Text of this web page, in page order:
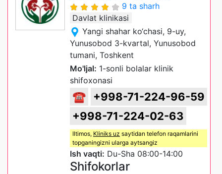
9 ta sharh
Davlat klinikasi
Yangi shahar ko‘chasi, 9-uy,
Yunusobod 3-kvartal, Yunusobod
tumani, Toshkent
Mo'ljal: 1-sonli bolalar klinik
shifoxonasi
☎
+998-71-224-96-59
+998-71-224-02-63
Iltimos, Kliniks uz saytidan telefon raqamlarini
topganingizni ularga aytsangiz
Ish vaqti: Du-Sha 08:00-14:00
Shifokorlar